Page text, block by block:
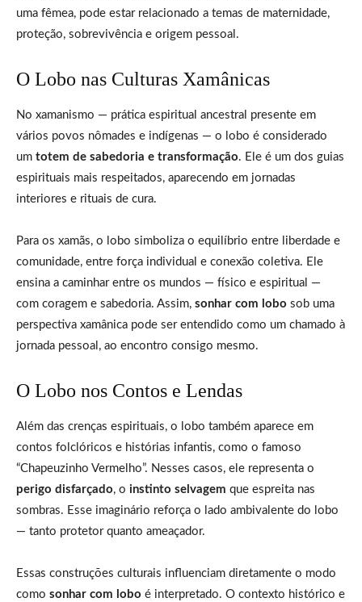
uma fêmea, pode estar relacionado a temas de maternidade,
proteção, sobrevivência e origem pessoal.
O Lobo nas Culturas Xamânicas
No xamanismo — prática espiritual ancestral presente em
vários povos nômades e indígenas — o lobo é considerado
um totem de sabedoria e transformação. Ele é um dos guias
espirituais mais respeitados, aparecendo em jornadas
interiores e rituais de cura.
Para os xamãs, o lobo simboliza o equilíbrio entre liberdade e
comunidade, entre força individual e conexão coletiva. Ele
ensina a caminhar entre os mundos — físico e espiritual —
com coragem e sabedoria. Assim, sonhar com lobo sob uma
perspectiva xamânica pode ser entendido como um chamado à
jornada pessoal, ao encontro consigo mesmo.
O Lobo nos Contos e Lendas
Além das crenças espirituais, o lobo também aparece em
contos folclóricos e histórias infantis, como o famoso
“Chapeuzinho Vermelho”. Nesses casos, ele representa o
perigo disfarçado, o instinto selvagem que espreita nas
sombras. Esse imaginário reforça o lado ambivalente do lobo
— tanto protetor quanto ameaçador.
Essas construções culturais influenciam diretamente o modo
como sonhar com lobo é interpretado. O contexto histórico e